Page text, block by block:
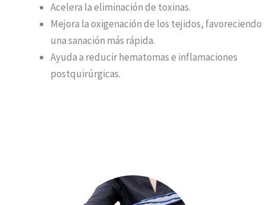
Acelera la eliminación de toxinas.
Mejora la oxigenación de los tejidos, favoreciendo
una sanación más rápida.
Ayuda a reducir hematomas e inflamaciones
postquirúrgicas.